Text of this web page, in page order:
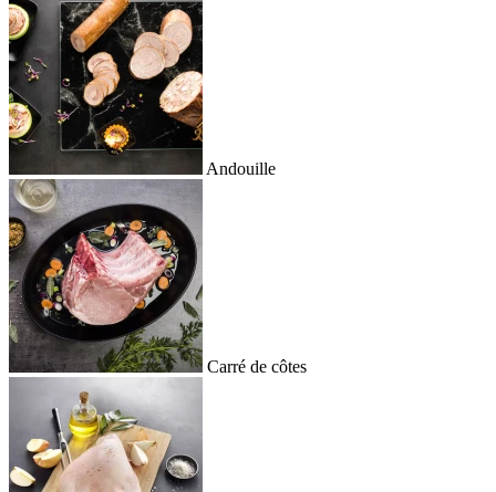
Andouille
Carré de côtes